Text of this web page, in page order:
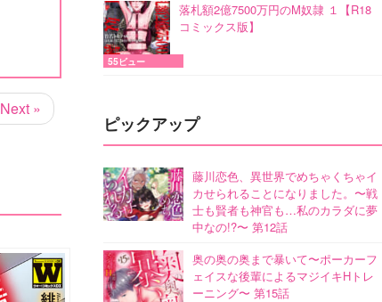
Next »
落札額2億7500万円のM奴隷 １【R18
コミックス版】
55ビュー
ピックアップ
藤川恋色、異世界でめちゃくちゃイ
カせられることになりました。〜戦
士も賢者も神官も…私のカラダに夢
中なの!?〜 第12話
奥の奥の奥まで暴いて〜ポーカーフ
ェイスな後輩によるマジイキHトレ
ーニング〜 第15話